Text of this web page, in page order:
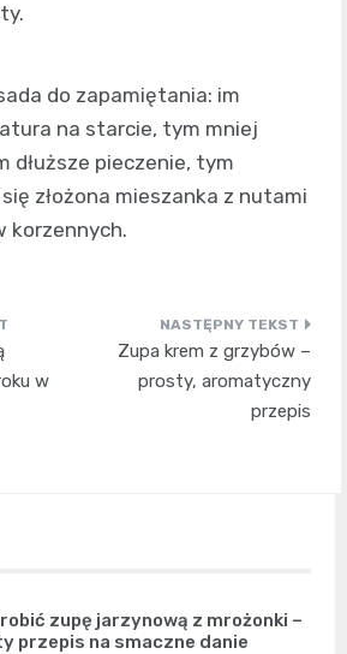
do zapamiętania: im
na starcie, tym mniej
dłuższe pieczenie, tym
złożona mieszanka z nutami
korzennych.
w
Zupa krem z grzybów –
prosty, aromatyczny
przepis
zupę jarzynową z mrożonki –
przepis na smaczne danie